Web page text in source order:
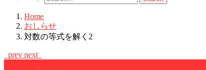
Home
おしらせ
対数の等式を解く2
prev next